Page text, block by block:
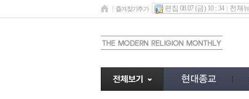
즐겨찾기추가 편집 08.07 (금) 10 : 34 전체